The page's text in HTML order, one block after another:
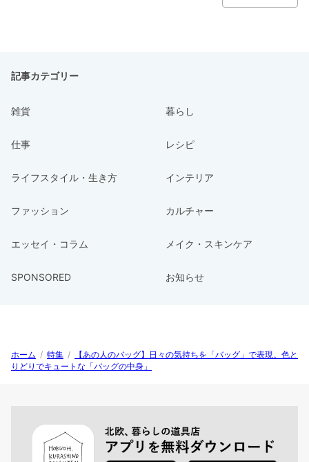
記事カテゴリー
雑貨 暮らし
仕事 レシピ
ライフスタイル・生き方 インテリア
ファッション カルチャー
エッセイ・コラム メイク・スキンケア
SPONSORED お知らせ
ホーム / 特集 /
【あの人のバッグ】日々の気持ちを「バッグ」で表現。色と
りどりでキュートな「バッグの中身」